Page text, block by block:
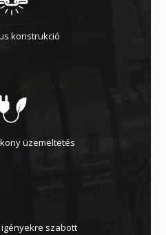
konstrukció
üzemeltetés
szabott